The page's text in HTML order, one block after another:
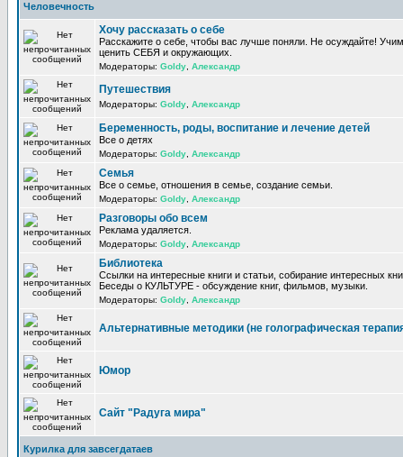
Человечность
Хочу рассказать о себе
Расскажите о себе, чтобы вас лучше поняли. Не осуждайте!
ценить СЕБЯ и окружающих.
Модераторы: Goldy Александр
Путешествия
Модераторы: Goldy Александр
Беременность, роды, воспитание и лечение детей
Все о детях
Модераторы: Goldy Александр
Семья
Все о семье, отношения в семье, создание семьи.
Модераторы: Goldy Александр
Разговоры обо всем
Реклама удаляется.
Модераторы: Goldy Александр
Библиотека
Ссылки на интересные книги и статьи, собирание интересных
Беседы о КУЛЬТУРЕ - обсуждение книг, фильмов, музыки.
Модераторы: Goldy Александр
Альтернативные методики (не голографическая
Юмор
Сайт "Радуга мира"
Курилка для завсегдатаев